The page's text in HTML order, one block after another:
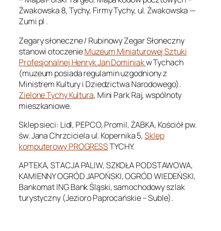
Żwakowska 8, Tychy, Firmy Tychy, ul. Żwakowska —
Zumi pl .
Zegary słoneczne / Rubinowy Zegar Słoneczny
stanowi otoczenieMuzeum Miniaturowej Sztuki
Profesjonalnej Henryk Jan Dominiakw Tychach
(muzeum posiada regulamin uzgodniony z
Ministrem Kultury i Dziedzictwa Narodowego).
Zielone Tychy Kultura, Mini Park Raj, wspólnoty
mieszkaniowe.
Sklep sieci: Lidl, PEPCO, Promil, ŻABKA, Kościół pw.
św. Jana Chrzciciela ul. Kopernika 5,Sklep
komputerowy PROGRESSTYCHY.
APTEKA, STACJA PALIW, SZKOŁA PODSTAWOWA,
KAMIENNY OGRÓD JAPOŃSKI, OGRÓD WIEDEŃSKI,
Bankomat ING Bank Śląski, samochodowy szlak
turystyczny (Jezioro Paprocańskie – Suble).